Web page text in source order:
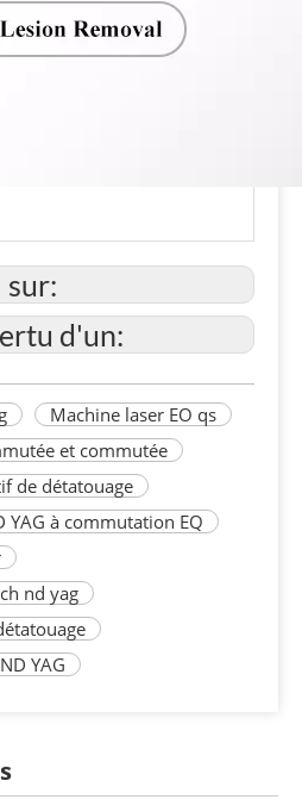
sur:
d'un:
Machine laser EO qs
et commutée
de détatouage
YAG à commutation EQ
nd yag
YAG